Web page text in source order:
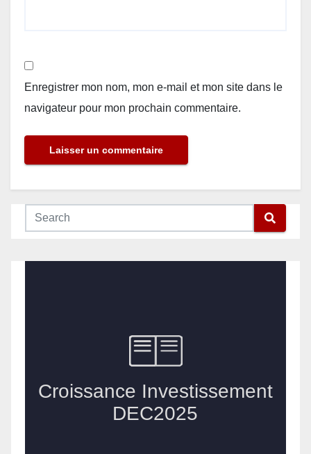
Enregistrer mon nom, mon e-mail et mon site dans le
navigateur pour mon prochain commentaire.